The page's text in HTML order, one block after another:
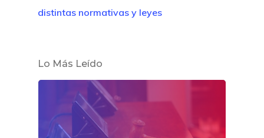
distintas normativas y leyes
Lo Más Leído